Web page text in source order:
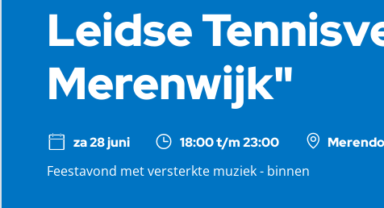
Leidse
Merenwijk"
za 28 juni 18:00 t/m 23:00
Feestavond met versterkte muziek - binnen